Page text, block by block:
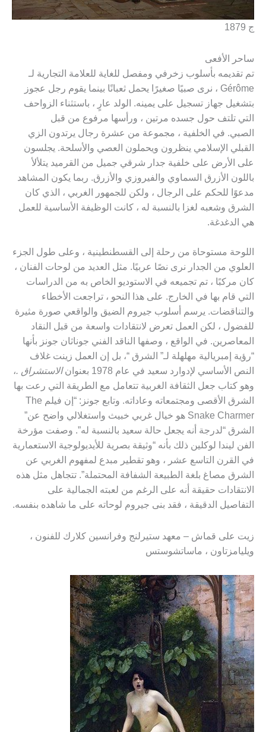
ج 1879
ساحر الأفعى
تم تقديمه بأسلوب زخرفي ومفصل للغاية للعلامة التجارية لـ
Gérôme ، نرى صبيًا صغيرًا يحمل ثعبانًا بينما يقوم رجل عجوز
بتشغيل جهاز تسجيل على يمينه. الولد عارٍ ، باستثناء الزواحف
التي تلتف حول جسده مرتين ، ورأسها مرفوع من قبل
الصبي. في الخلفية ، مجموعة من عشرة رجال يرتدون الزي
القبلي الإسلامي ينظرون ويحملون العصي والأسلحة. يجلسون
على الأرض على خلفية جدار شرقي جميل من القرميد يتلألأ
باللون الأزرق السماوي والفيروزي والأزرق. ربما يكون المشاهد
مدعوًا للحكم على الرجال ، ولكن للجمهور الغربي ، الذي كان
الشرق وشعبه لغزا بالنسبة له ، كانت الوظيفة الأساسية للعمل
هي الدغدغة.
اللوحة مستوحاة من رحلة إلى القسطنطينية ، وعلى طول الجزء
العلوي من الجدار نرى نصًا عربيًا. مثل العديد من لوحات الفنان ،
كان مركبًا ، تم تجميعه في الاستوديو الخاص به من الدراسات
التي قام بها في الخارج. على هذا النحو ، تراجعت الأخطاء
والتناقضات. يرسم أسلوب جيروم الضيق والواقعي صورة مثيرة
للفضول ، لكن العمل تعرض لانتقادات واسعة من قبل النقاد
المعاصرين. في الواقع ، وصفها الناقد الفني جوناثان جونز بأنها
“رؤية إمبريالية مهلهلة لـ” الشرق “، بل إن العمل زينت غلاف
النص الأساسي لإدوارد سعيد في عام 1978 بعنوان
الاستشراق .،
وهو كتاب جعل الثقافة الغربية تتعامل مع الطريقة التي رعت بها
الشرق الأقصى ومجتمعاته وعاداته. وتابع جونز: “إن فيلم The
Snake Charmer هو خيال غربي خبيث واستغلالي واضح عن”
الشرق “لدرجة أنه يجعل حالة سعيد بالنسبة له”. وصفت مؤرخة
الفن ليندا لوكلين ذلك بأنه “وثيقة بصرية للأيديولوجية الاستعمارية
في القرن التاسع عشر ، وهو تقطير مبدع لمفهوم الغربي عن
الشرق مصاغ بلغة الطبيعة الشفافة المحتملة”. تتجاهل مثل هذه
الانتقادات حقيقة أنه على الرغم من لعبته الجمالية على
التفاصيل الدقيقة ، فقد بنى جيروم لوحاته على ما شاهده بنفسه.
زيت على قماش – معهد ستيرلنج وفرانسين كلارك للفنون ،
ويليامزتاون ، ماساتشوستس